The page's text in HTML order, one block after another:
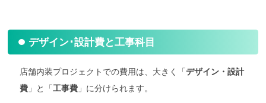
デザイン･設計費と工事科目
店舗内装プロジェクトでの費用は、大きく「デザイン・設計
費 」と「工事費 」に分けられます。